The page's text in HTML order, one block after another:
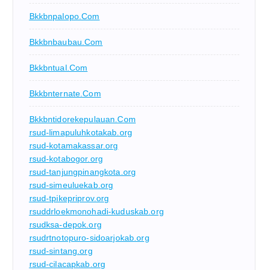
Bkkbnpalopo.com
Bkkbnbaubau.com
Bkkbntual.com
Bkkbnternate.com
Bkkbntidorekepulauan.com
rsud-limapuluhkotakab.org
rsud-kotamakassar.org
rsud-kotabogor.org
rsud-tanjungpinangkota.org
rsud-simeuluekab.org
rsud-tpikepriprov.org
rsuddrloekmonohadi-kuduskab.org
rsudksa-depok.org
rsudrtnotopuro-sidoarjokab.org
rsud-sintang.org
rsud-cilacapkab.org